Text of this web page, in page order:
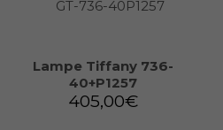
Lampe Tiffany 736-
40+P1257
405,00€